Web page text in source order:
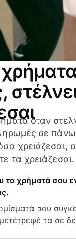
όταν
σε
χρειάζεσαι,
τα χρειάζεσαι.
τα χρήματά σου
σου
τα σε